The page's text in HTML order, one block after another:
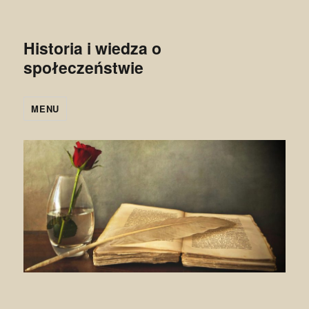
Historia i wiedza o
społeczeństwie
MENU